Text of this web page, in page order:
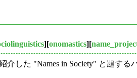
][onomastics][
介した "Names in Society" と題す